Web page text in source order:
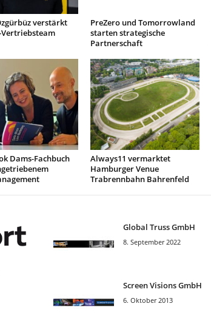
verstärkt
PreZero und Tomorrowland
starten strategische
Partnerschaft
Dams-Fachbuch
Always11 vermarktet
Hamburger Venue
Trabrennbahn Bahrenfeld
Global Truss GmbH
8. September 2022
Screen Visions GmbH
6. Oktober 2013